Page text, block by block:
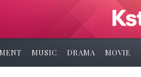
MUSIC DRAMA MOVIE